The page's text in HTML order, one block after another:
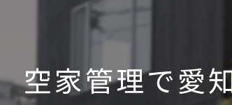
空家管理で愛